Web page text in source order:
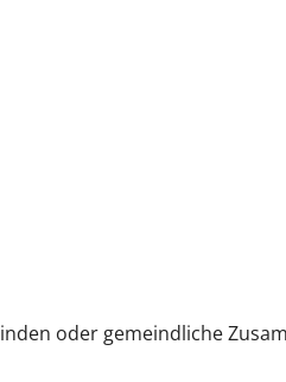
oder gemeindliche